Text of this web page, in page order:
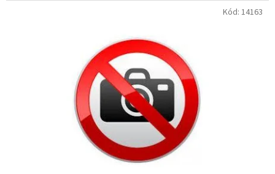
Kód: 14163